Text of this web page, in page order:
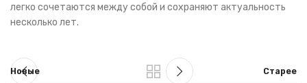
легко сочетаются между собой и сохраняют актуальность
несколько лет.
Новые Старее